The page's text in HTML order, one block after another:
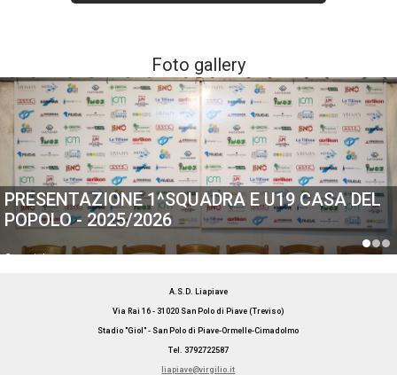
Foto gallery
PRESENTAZIONE 1^SQUADRA E U19 CASA DEL
POPOLO - 2025/2026
Generiche
A.S.D. Liapiave
Via Rai 16 - 31020 San Polo di Piave (Treviso)
Stadio "Giol" - San Polo di Piave-Ormelle-Cimadolmo
Tel. 3792722587
liapiave@virgilio.it